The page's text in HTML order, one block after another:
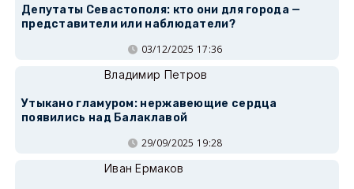
Депутаты Севастополя: кто они для города —
представители или наблюдатели?
03/12/2025 17:36
Владимир Петров
Утыкано гламуром: нержавеющие сердца
появились над Балаклавой
29/09/2025 19:28
Иван Ермаков